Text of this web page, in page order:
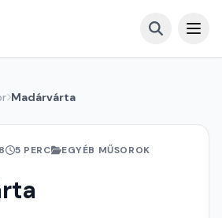
Madárvárta
5 PERC EGYÉB MŰSOROK